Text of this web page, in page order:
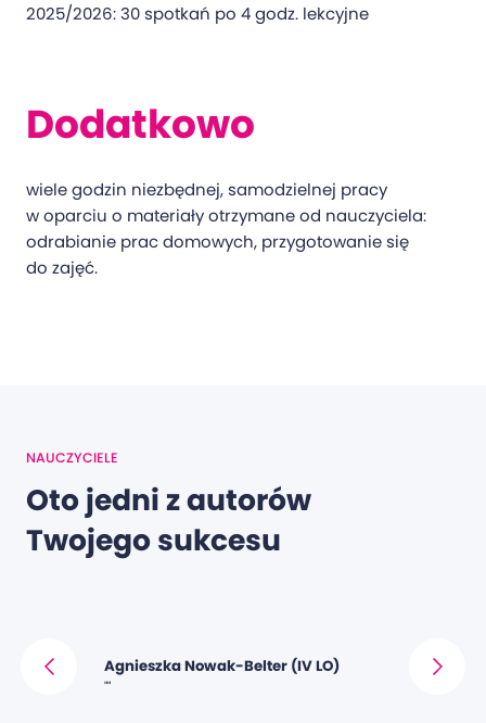
2025/2026: 30 spotkań po 4 godz. lekcyjne
Dodatkowo
wiele godzin niezbędnej, samodzielnej pracy
w oparciu o materiały otrzymane od nauczyciela:
odrabianie prac domowych, przygotowanie się
do zajęć.
NAUCZYCIELE
Oto jedni z autorów
Twojego sukcesu
Agnieszka Nowak-Belter (IV LO)
""
Krzysztof